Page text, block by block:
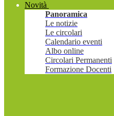
Novità
Panoramica
Le notizie
Le circolari
Calendario eventi
Albo online
Circolari Permanenti
Formazione Docenti